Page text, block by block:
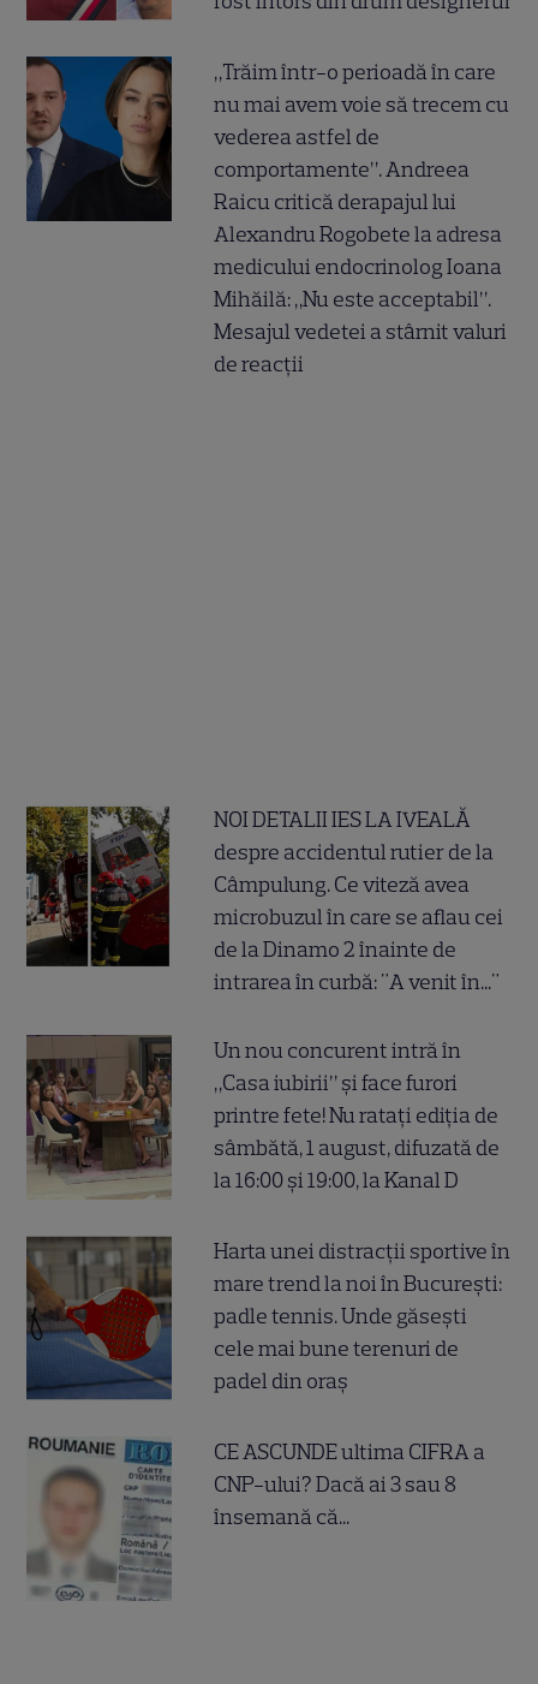
„Trăim într-o perioadă în care
nu mai avem voie să trecem cu
vederea astfel de
comportamente”. Andreea
Raicu critică derapajul lui
Alexandru Rogobete la adresa
medicului endocrinolog Ioana
Mihăilă: „Nu este acceptabil”.
Mesajul vedetei a stârnit valuri
de reacții
NOI DETALII IES LA IVEALĂ
despre accidentul rutier de la
Câmpulung. Ce viteză avea
microbuzul în care se aflau cei
de la Dinamo 2 înainte de
intrarea în curbă: "A venit în..."
Un nou concurent intră în
„Casa iubirii” și face furori
printre fete! Nu ratați ediția de
sâmbătă, 1 august, difuzată de
la 16:00 și 19:00, la Kanal D
Harta unei distracții sportive în
mare trend la noi în București:
padle tennis. Unde găsești
cele mai bune terenuri de
padel din oraș
CE ASCUNDE ultima CIFRA a
CNP-ului? Dacă ai 3 sau 8
însemană că...